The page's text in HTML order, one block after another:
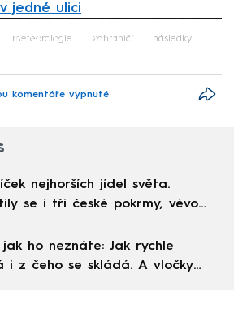
jedné ulici
to fetch
meteorologie zahraničí následky
komentáře vypnuté
nejhorších jídel světa.
se i tři české pokrmy, vévodí
jak ho neznáte: Jak rychle
i z čeho se skládá. A vločky